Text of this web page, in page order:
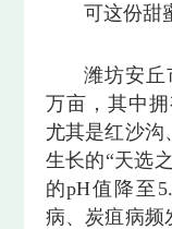
可这份甜
潍坊安丘
万亩，其中拥
尤其是红沙沟
生长的“天选
的pH值降至
病、炭疽病频